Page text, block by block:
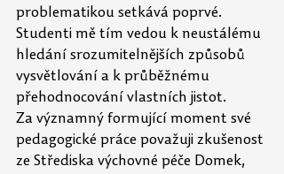
problematikou setkává poprvé.
Studenti mě tím vedou k neustálému
hledání srozumitelnějších způsobů
vysvětlování a k průběžnému
přehodnocování vlastních jistot.
Za významný formující moment své
pedagogické práce považuji zkušenost
ze Střediska výchovné péče Domek,